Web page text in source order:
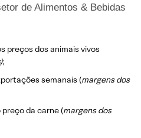
de Alimentos & Bebidas
preços dos animais vivos
;
semanais (margens dos
da carne (margens dos